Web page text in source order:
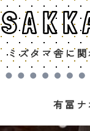
ミズタマ舎に
有冨ナ